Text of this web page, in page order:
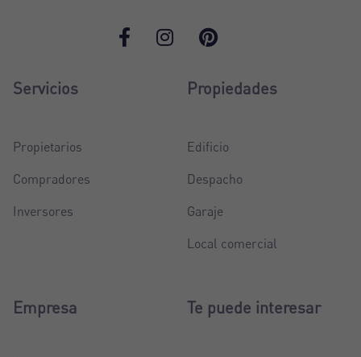
Servicios
Propietarios
Compradores
Inversores
Propiedades
Edificio
Despacho
Garaje
Local comercial
Empresa Te puede interesar
Registrarse